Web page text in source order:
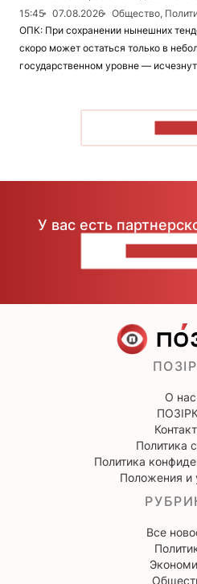
15:45
07.08.2026
Общество,
ОПК: При сохранении нынешних
скоро может остаться только в
государственном уровне —
У вас есть
О нас
Политика
Политика
Положения и
Все